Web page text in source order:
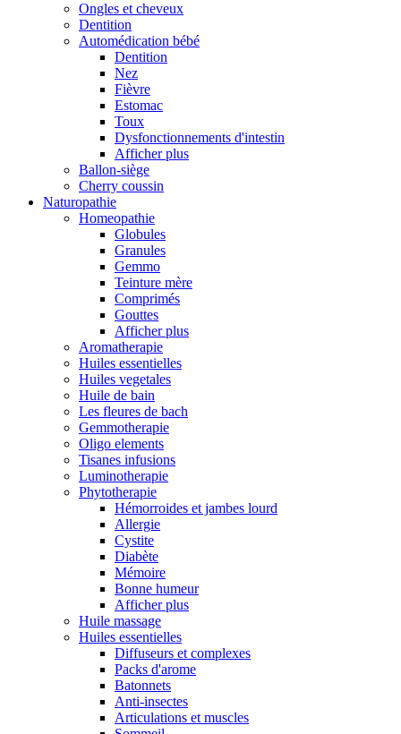
Ongles et cheveux
Dentition
Automédication bébé
Dentition
Nez
Fièvre
Estomac
Toux
Dysfonctionnements d'intestin
Afficher plus
Ballon-siège
Cherry coussin
Naturopathie
Homeopathie
Globules
Granules
Gemmo
Teinture mère
Comprimés
Gouttes
Afficher plus
Aromatherapie
Huiles essentielles
Huiles vegetales
Huile de bain
Les fleures de bach
Gemmotherapie
Oligo elements
Tisanes infusions
Luminotherapie
Phytotherapie
Hémorroides et jambes lourd
Allergie
Cystite
Diabète
Mémoire
Bonne humeur
Afficher plus
Huile massage
Huiles essentielles
Diffuseurs et complexes
Packs d'arome
Batonnets
Anti-insectes
Articulations et muscles